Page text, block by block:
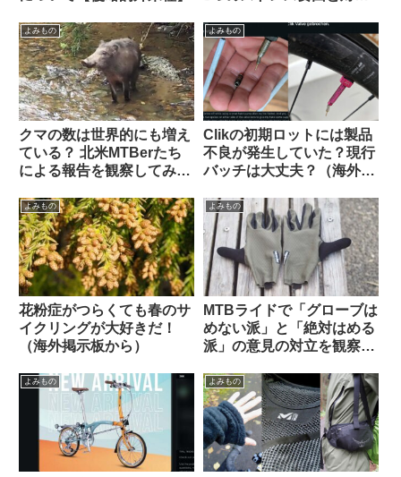
は解決策あり】
よみもの
クマの数は世界的にも増え
ている？ 北米MTBerたち
による報告を観察してみよ
よみもの
Clikの初期ロットには製品
不良が発生していた？現行
バッチは大丈夫？（海外掲
よみもの
花粉症がつらくても春のサ
イクリングが大好きだ！
（海外掲示板から）
よみもの
MTBライドで「グローブは
めない派」と「絶対はめる
派」の意見の対立を観察す
よみもの よみもの